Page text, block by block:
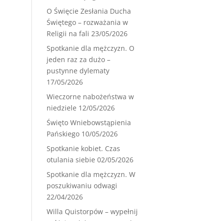
O Święcie Zesłania Ducha
Świętego – rozważania w
Religii na fali 23/05/2026
Spotkanie dla mężczyzn. O
jeden raz za dużo –
pustynne dylematy
17/05/2026
Wieczorne nabożeństwa w
niedziele 12/05/2026
Święto Wniebowstąpienia
Pańskiego 10/05/2026
Spotkanie kobiet. Czas
otulania siebie 02/05/2026
Spotkanie dla mężczyzn. W
poszukiwaniu odwagi
22/04/2026
Willa Quistorpów – wypełnij